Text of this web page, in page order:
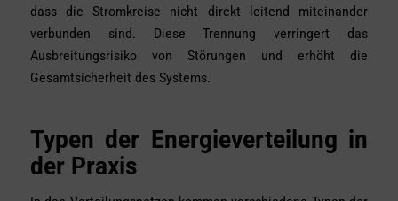
dass die Stromkreise nicht direkt leitend miteinander
verbunden sind. Diese Trennung verringert das
Ausbreitungsrisiko von Störungen und erhöht die
Gesamtsicherheit des Systems.
Typen der Energieverteilung in
der Praxis